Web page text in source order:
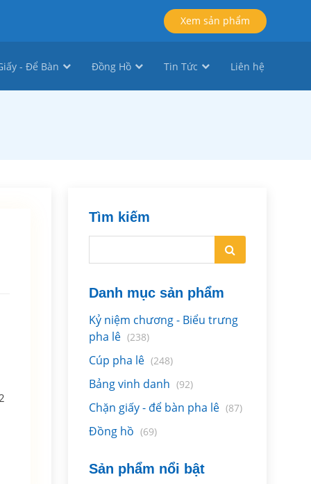
Xem sản phẩm
- Để Bàn Đồng Hồ Tin Tức Liên hệ
Tìm kiếm
Danh mục sản phẩm
Kỷ niệm chương - Biểu trưng
pha lê (238)
Cúp pha lê (248)
Bảng vinh danh (92)
Chặn giấy - để bàn pha lê (87)
Đồng hồ (69)
Sản phẩm nổi bật